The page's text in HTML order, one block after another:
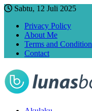
Sabtu, 12 Juli 2025
Privacy Policy
About Me
Terms and Condition
Contact